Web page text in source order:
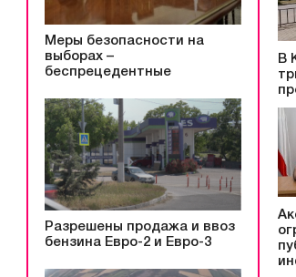
Меры безопасности на
выборах –
беспрецедентные
Разрешены продажа и ввоз
бензина Евро-2 и Евро-3
В